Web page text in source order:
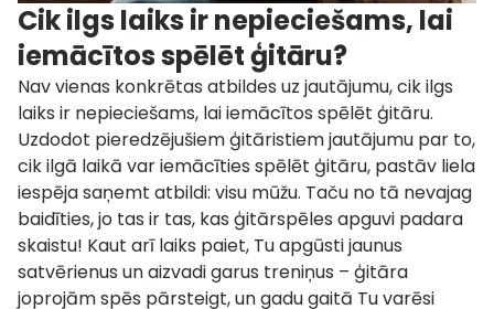
Cik ilgs laiks ir nepieciešams, lai
iemācītos spēlēt ģitāru?
Nav vienas konkrētas atbildes uz jautājumu, cik ilgs
laiks ir nepieciešams, lai iemācītos spēlēt ģitāru.
Uzdodot pieredzējušiem ģitāristiem jautājumu par to,
cik ilgā laikā var iemācīties spēlēt ģitāru, pastāv liela
iespēja saņemt atbildi: visu mūžu. Taču no tā nevajag
baidīties, jo tas ir tas, kas ģitārspēles apguvi padara
skaistu! Kaut arī laiks paiet, Tu apgūsti jaunus
satvērienus un aizvadi garus treniņus – ģitāra
joprojām spēs pārsteigt, un gadu gaitā Tu varēsi